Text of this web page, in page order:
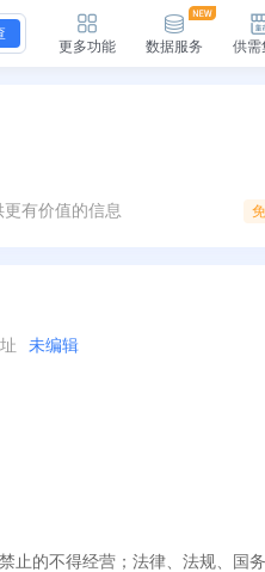
更多功能 数据服务 供需
有价值的信息
未编辑
的不得经营；法律、法规、国